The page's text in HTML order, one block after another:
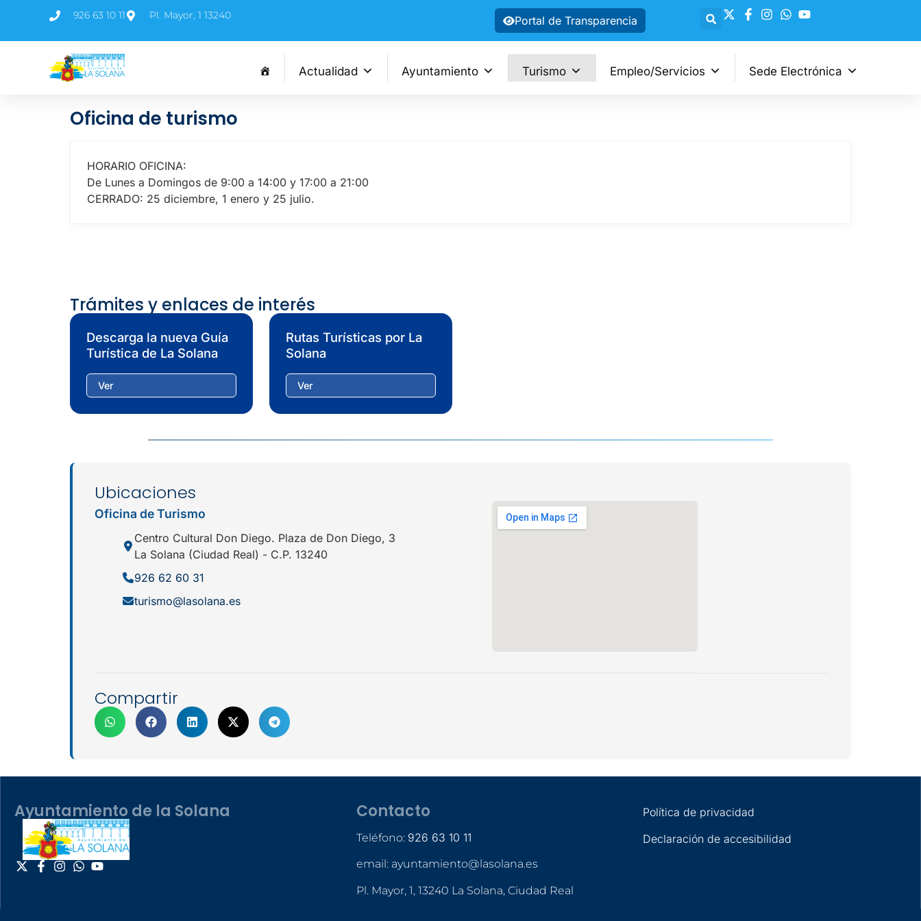
926 63 10 11 Pl. Mayor, 1 13240 Portal de Transparencia
Actualidad Ayuntamiento Turismo Empleo/Servicios Sede Electrónica
Oficina de turismo
HORARIO OFICINA:
De Lunes a Domingos de 9:00 a 14:00 y 17:00 a 21:00
CERRADO: 25 diciembre, 1 enero y 25 julio.
Trámites y enlaces de interés
Descarga la nueva Guía
Turística de La Solana
Ver
Rutas Turísticas por La
Solana
Ver
Ubicaciones
Oficina de Turismo
Centro Cultural Don Diego. Plaza de Don Diego, 3
La Solana (Ciudad Real) - C.P. 13240
926 62 60 31
turismo@lasolana.es
Compartir
Ayuntamiento de la Solana Contacto
Teléfono: 926 63 10 11
email: ayuntamiento@lasolana.es
Pl. Mayor, 1, 13240 La Solana, Ciudad Real
Política de privacidad
Declaración de accesibilidad